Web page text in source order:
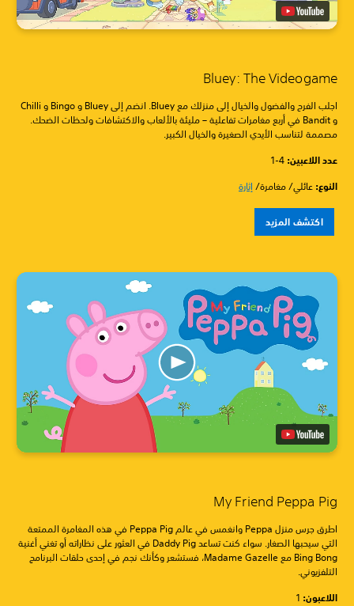
Bluey: The Videogame
اجلب الفرح والفضول والخيال إلى منزلك مع Bluey. انضم إلى Bluey و Bingo و Chilli
و Bandit في أربع مغامرات تفاعلية – مليئة بالألعاب والاكتشافات ولحظات الضحك.
مصممة لتناسب الأيدي الصغيرة والخيال الكبير.
عدد اللاعبين: ‏1-4
النوع:عائلي/ مغامرة/إثارة
اكتشف المزيد
My Friend Peppa Pig
اطرق جرس منزل Peppa وانغمس في عالم Peppa Pig في هذه المغامرة الممتعة
التي سيحبها الصغار. سواء كنت تساعد Daddy Pig في العثور على نظاراته أو تغني أغنية
Bing Bong مع Madame Gazelle، فستشعر وكأنك نجم في إحدى حلقات البرنامج
التلفزيوني.
اللاعبون:‏1